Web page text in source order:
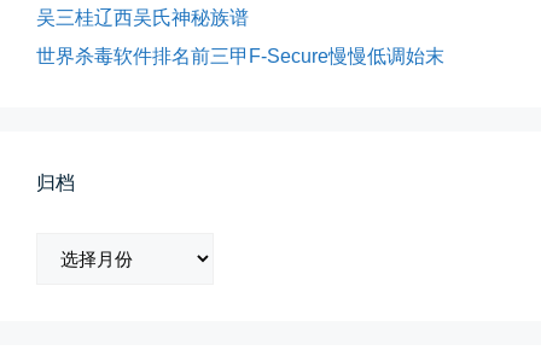
我的影子是我的情人，心是仇敌—...
📅 03-12 22:16 👤 Zairun
吴三桂辽西吴氏神秘族谱
世界杀毒软件排名前三甲F-Secure慢慢低调始末
归档